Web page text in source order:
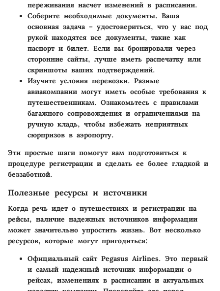
переживания насчет изменений в расписании.
Соберите необходимые документы. Ваша
основная задача – удостовериться, что у вас под
рукой находятся все документы, такие как
паспорт и билет. Если вы бронировали через
сторонние сайты, лучше иметь распечатку или
скриншоты ваших подтверждений.
Изучите условия перевозки. Разные
авиакомпании могут иметь особые требования к
путешественникам. Ознакомьтесь с правилами
багажного сопровождения и ограничениями на
ручную кладь, чтобы избежать неприятных
сюрпризов в аэропорту.
Эти простые шаги помогут вам подготовиться к
процедуре регистрации и сделать ее более гладкой и
беззаботной.
Полезные ресурсы и источники
Когда речь идет о путешествиях и регистрации на
рейсы, наличие надежных источников информации
может значительно упростить жизнь. Вот несколько
ресурсов, которые могут пригодиться:
Официальный сайт Pegasus Airlines. Это первый
и самый надежный источник информации о
рейсах, изменениях в расписании и актуальных